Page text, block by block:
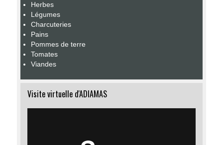
Herbes
Légumes
Charcuteries
Pains
Pommes de terre
Tomates
Viandes
Visite virtuelle d'ADIAMAS